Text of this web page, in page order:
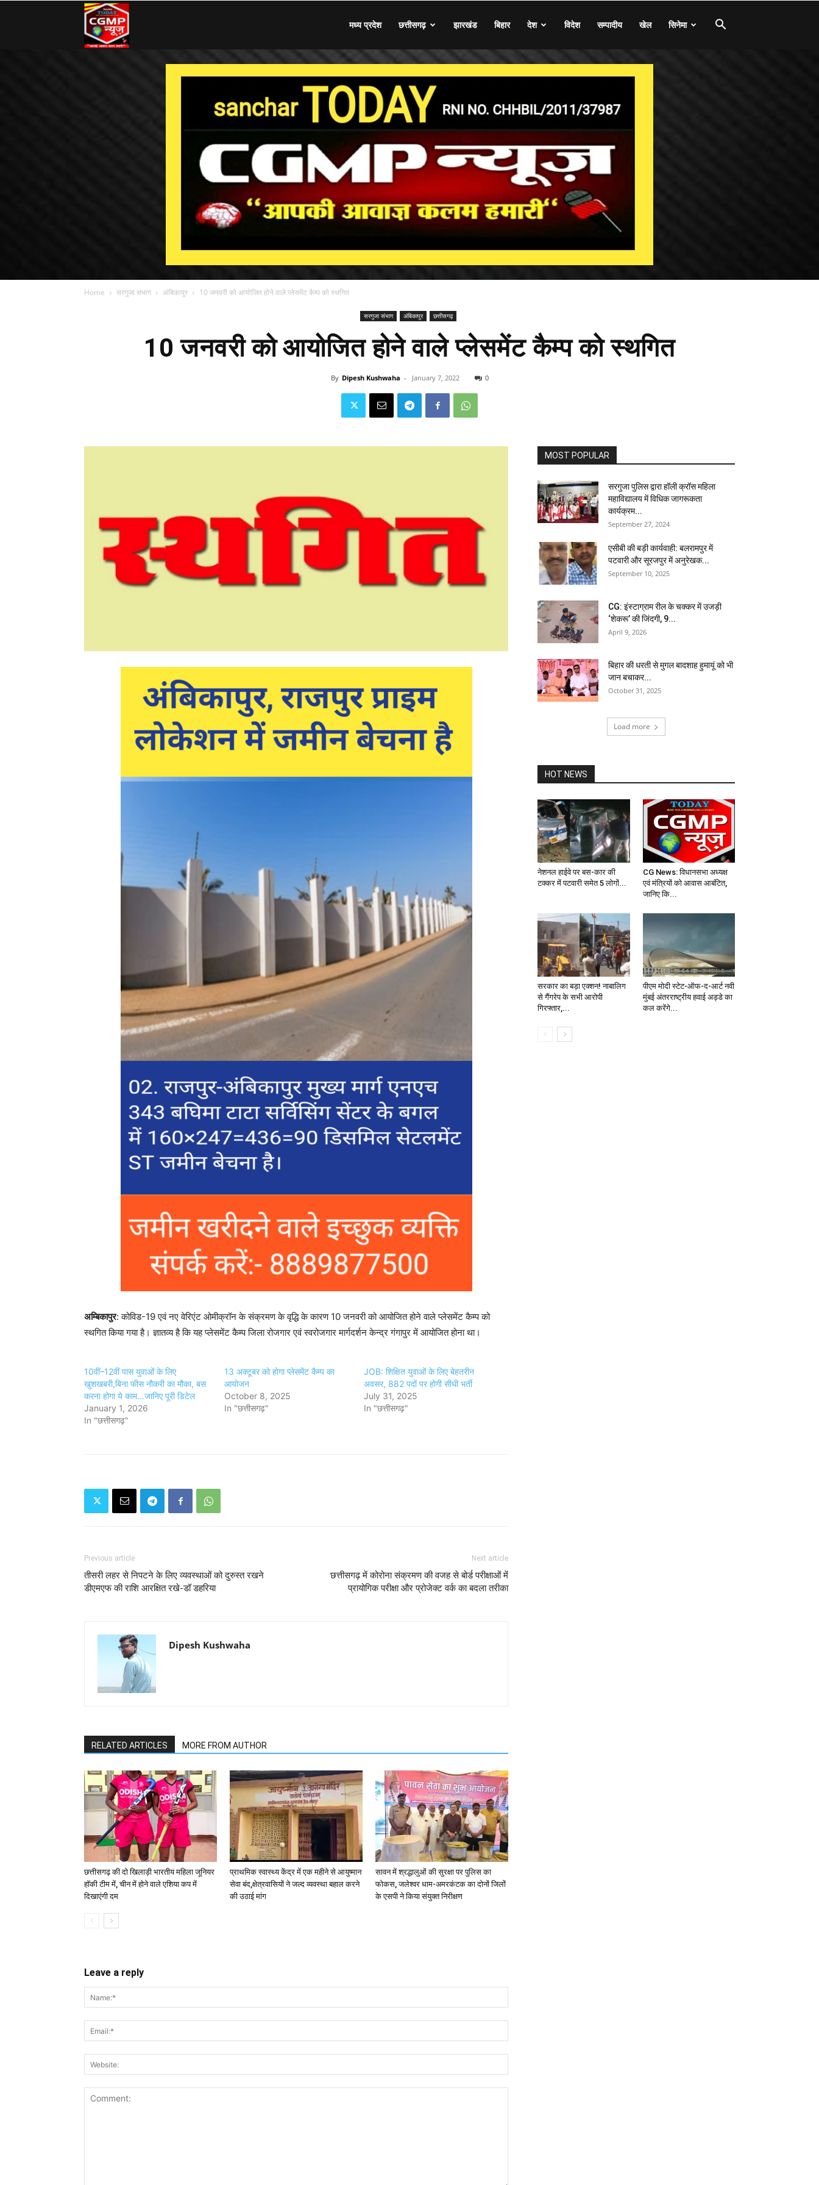
मध्य प्रदेश छत्तीसगढ़ झारखंड बिहार देश विदेश सम्पादीय खेल सिनेमा
Home सरगुजा संभाग अंबिकापुर 10 जनवरी को आयोजित होने वाले प्लेसमेंट कैम्प को स्थगित
सरगुजा संभाग अंबिकापुर छत्तीसगढ़
10 जनवरी को आयोजित होने वाले प्लेसमेंट कैम्प को स्थगित
By Dipesh Kushwaha - January 7, 2022 0
अम्बिकापुर: कोविड-19 एवं नए वेरिएंट ओमीक्रॉन के संक्रमण के वृद्धि के कारण 10 जनवरी को आयोजित होने वाले प्लेसमेंट कैम्प को
स्थगित किया गया है। ज्ञातव्य है कि यह प्लेसमेंट कैम्प जिला रोजगार एवं स्वरोजगार मार्गदर्शन केन्द्र गंगापुर में आयोजित होना था।
10वीं–12वीं पास युवाओं के लिए
खुशखबरी,बिना फीस नौकरी का मौका, बस
करना होगा ये काम...जानिए पूरी डिटेल
January 1, 2026
In "छत्तीसगढ़"
13 अक्टूबर को होगा प्लेसमेंट कैम्प का
आयोजन
October 8, 2025
In "छत्तीसगढ़"
JOB: शिक्षित युवाओं के लिए बेहतरीन
अवसर, 882 पदों पर होगी सीधी भर्ती
July 31, 2025
In "छत्तीसगढ़"
Previous article
तीसरी लहर से निपटने के लिए व्यवस्थाओं को दुरुस्त रखने
डीएमएफ की राशि आरक्षित रखे-डॉ डहरिया
Next article
छत्तीसगढ़ में कोरोना संक्रमण की वजह से बोर्ड परीक्षाओं में
प्रायोगिक परीक्षा और प्रोजेक्ट वर्क का बदला तरीका
Dipesh Kushwaha
RELATED ARTICLES MORE FROM AUTHOR
छत्तीसगढ़ की दो खिलाड़ी भारतीय महिला जूनियर
हॉकी टीम में, चीन में होने वाले एशिया कप में
दिखाएंगी दम
प्राथमिक स्वास्थ्य केंद्र में एक महीने से आयुष्मान
सेवा बंद,क्षेत्रवासियों ने जल्द व्यवस्था बहाल करने
की उठाई मांग
सावन में श्रद्धालुओं की सुरक्षा पर पुलिस का
फोकस, जलेश्वर धाम-अमरकंटक का दोनों जिलों
के एसपी ने किया संयुक्त निरीक्षण
Leave a reply
MOST POPULAR
सरगुजा पुलिस द्वारा हॉली क्रॉस महिला
महाविद्यालय में विधिक जागरूकता
कार्यक्रम...
September 27, 2024
एसीबी की बड़ी कार्यवाही: बलरामपुर में
पटवारी और सूरजपुर में अनुरेखक...
September 10, 2025
CG: इंस्टाग्राम रील के चक्कर में उजड़ी
‘शेकरू’ की जिंदगी, 9...
April 9, 2026
बिहार की धरती से मुगल बादशाह हुमायूं को भी
जान बचाकर...
October 31, 2025
Load more
HOT NEWS
नेशनल हाईवे पर बस-कार की
टक्कर में पटवारी समेत 5 लोगों...
CG News: विधानसभा अध्यक्ष
एवं मंत्रियों को आवास आबंटित,
जानिए कि...
सरकार का बड़ा एक्शन! नाबालिग
से गैंगरेप के सभी आरोपी
गिरफ्तार,...
पीएम मोदी स्टेट-ऑफ-द-आर्ट नवी
मुंबई अंतरराष्ट्रीय हवाई अड्डे का
कल करेंगे...